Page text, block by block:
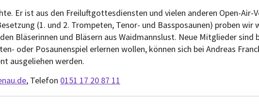
Er ist aus den Freiluftgottesdiensten und vielen anderen Open-Air-
(1. und 2. Trompeten, Tenor- und Bassposaunen) proben wir
Bläserinnen und Bläsern aus Waidmannslust. Neue Mitglieder sind
oder Posaunenspiel erlernen wollen, können sich bei Andreas
ausgeliehen werden.
, Telefon 0151 17 20 87 11